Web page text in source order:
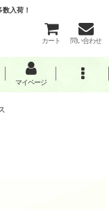
入荷！
カート 問い合わせ
マイページ